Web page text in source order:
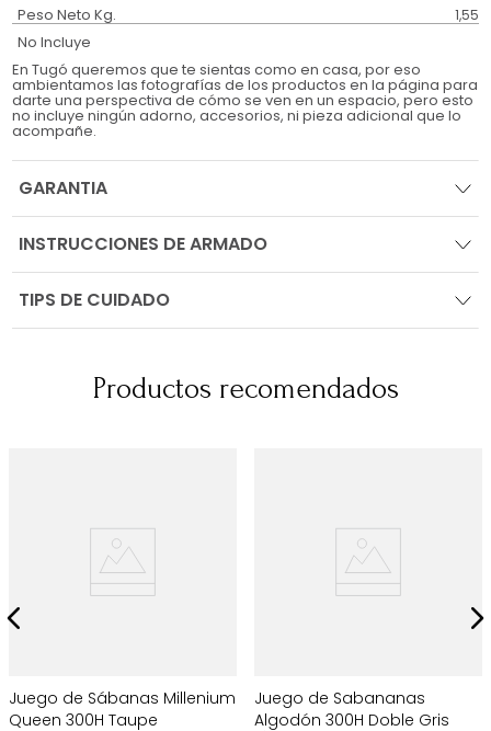
Peso Neto Kg. 1,55
No Incluye
En Tugó queremos que te sientas como en casa, por eso
ambientamos las fotografías de los productos en la página para
darte una perspectiva de cómo se ven en un espacio, pero esto
no incluye ningún adorno, accesorios, ni pieza adicional que lo
acompañe.
GARANTIA
INSTRUCCIONES DE ARMADO
TIPS DE CUIDADO
Productos recomendados
Juego de Sábanas Millenium
Queen 300H Taupe
Juego de Sabananas
Algodón 300H Doble Gris